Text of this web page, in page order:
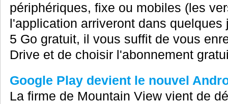
périphériques, fixe ou mobiles (les
l'application arriveront dans
5 Go gratuit, il vous suffit de vous
Drive et de choisir l'abonnement
Google Play devient le nouvel
La firme de Mountain View vient de